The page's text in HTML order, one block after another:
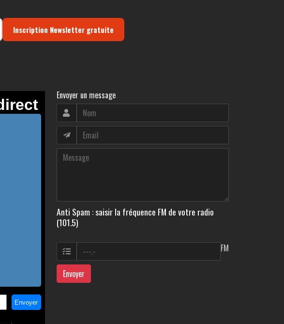
Inscription Newsletter gratuite
Envoyer un message
Anti Spam : saisir la fréquence FM de votre radio
(101.5)
FM
Envoyer